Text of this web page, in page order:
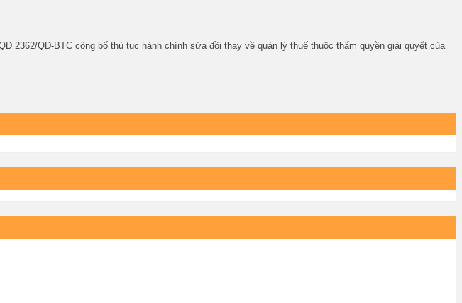
2362/QĐ-BTC công bố thủ tục hành chính sửa đồi thay về quản lý thuế thuộc thẩm quyền giải quyết của